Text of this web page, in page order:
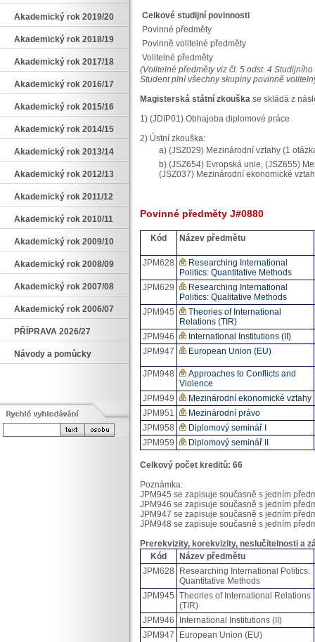
Akademický rok 2019/20
Akademický rok 2018/19
Akademický rok 2017/18
Akademický rok 2016/17
Akademický rok 2015/16
Akademický rok 2014/15
Akademický rok 2013/14
Akademický rok 2012/13
Akademický rok 2011/12
Akademický rok 2010/11
Akademický rok 2009/10
Akademický rok 2008/09
Akademický rok 2007/08
Akademický rok 2006/07
PŘÍPRAVA 2026/27
Návody a pomůcky
Celkové studijní povinnosti
Povinné předměty
Povinně volitelné předměty
Volitelné předměty
(Volitelné předměty viz čl. 5 odst. 4
Student plní všechny skupiny povinně
Magisterská státní zkouška se skládá z
1) (JDIP01) Obhajoba diplomové práce
2) Ústní zkouška:
a) (JSZ029) Mezinárodní vztahy (1
b) (JSZ654) Evropská unie, (JSZ655)
(JSZ037) Mezinárodní ekonomické
Povinné předměty J#0880
Kód Název předmětu
JPM628
Researching International
Politics: Quantitative Methods
JPM629
Researching International
Politics: Qualitative Methods
JPM945
Theories of International
Relations (TIR)
JPM946
International Institutions (II)
JPM947
European Union (EU)
JPM948
Approaches to Conflicts and
Violence
JPM949
Mezinárodní ekonomické vztahy
JPM951
Mezinárodní právo
JPM958
Diplomový seminář I
JPM959
Diplomový seminář II
Celkový počet kreditů: 66
Poznámka:
JPM945 se zapisuje současně s jedním
JPM946 se zapisuje současně s jedním
JPM947 se zapisuje současně s jedním
JPM948 se zapisuje současně s jedním
Prerekvizity, korekvizity, neslučitelnosti a
Kód
Název předmětu
JPM628
Researching International Politics:
Quantitative Methods
JPM945 Theories of International Relations
(TIR)
JPM946
International Institutions (II)
JPM947
European Union (EU)